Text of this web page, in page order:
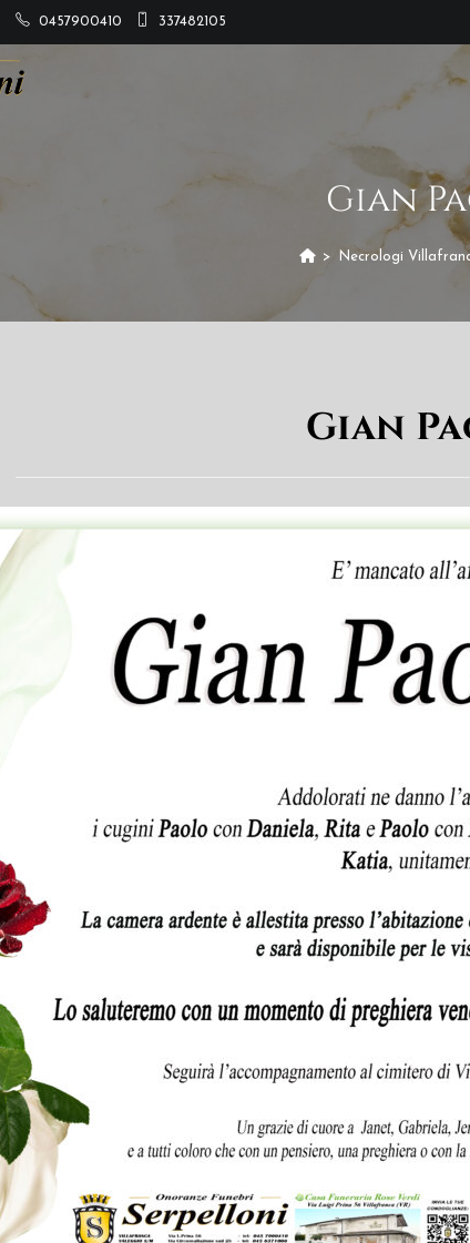
0457900410 337482105
Gian
> Necrologi
Gian